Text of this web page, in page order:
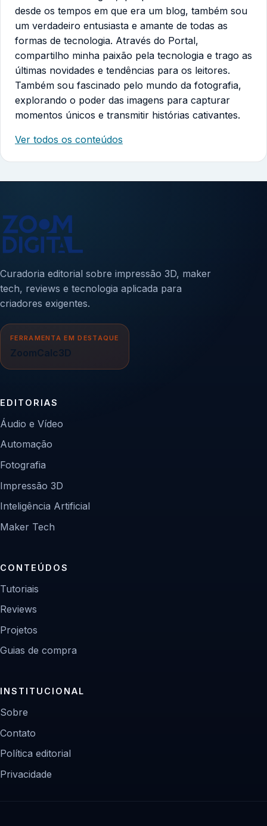
desde os tempos em que era um blog, também sou
um verdadeiro entusiasta e amante de todas as
formas de tecnologia. Através do Portal,
compartilho minha paixão pela tecnologia e trago as
últimas novidades e tendências para os leitores.
Também sou fascinado pelo mundo da fotografia,
explorando o poder das imagens para capturar
momentos únicos e transmitir histórias cativantes.
Ver todos os conteúdos
Curadoria editorial sobre impressão 3D, maker
tech, reviews e tecnologia aplicada para
criadores exigentes.
FERRAMENTA EM DESTAQUE
ZoomCalc3D
EDITORIAS
Áudio e Vídeo
Automação
Fotografia
Impressão 3D
Inteligência Artificial
Maker Tech
CONTEÚDOS
Tutoriais
Reviews
Projetos
Guias de compra
INSTITUCIONAL
Sobre
Contato
Política editorial
Privacidade